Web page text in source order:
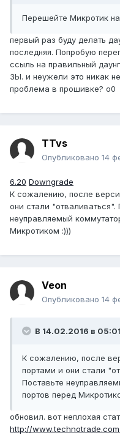
Перешейте Микротик
первый раз буду делать
последняя. Попробую
ссыль на правильный
ЗЫ. и неужели это никак
проблема в прошивке? о0
TTvs
Опубликовано 14
6.20 Downgrade
К сожалению, после
они стали
неуправляемый
Микротиком :)))
Veon
Опубликовано 14
В 14.02.2016 в
К сожалению, после
портами и они стали
Поставьте
портов перед
обновил. вот неплохая
http://